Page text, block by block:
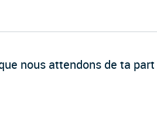
nous attendons de ta part